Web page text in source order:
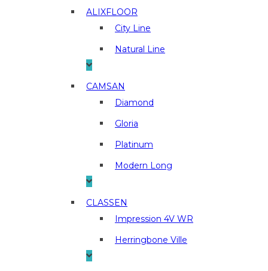
ALIXFLOOR
City Line
Natural Line
CAMSAN
Diamond
Gloria
Platinum
Modern Long
CLASSEN
Impression 4V WR
Herringbone Ville